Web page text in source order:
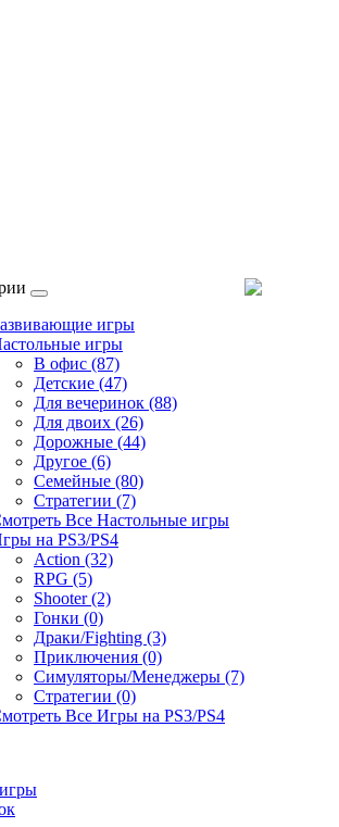
игры
игры
В офис (87)
Детские (47)
Для вечеринок (88)
Для двоих (26)
Дорожные (44)
Другое (6)
Семейные (80)
Стратегии (7)
Все Настольные игры
на PS3/PS4
Action (32)
RPG (5)
Shooter (2)
Гонки (0)
Драки/Fighting (3)
Приключения (0)
Симуляторы/Менеджеры (7)
Стратегии (0)
Все Игры на PS3/PS4